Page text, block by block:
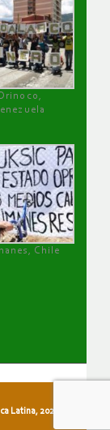
Chile
Latina, 2026